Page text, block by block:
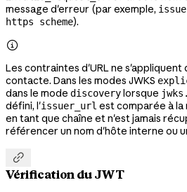
message d'erreur (par exemple,
https scheme).

Les contraintes d'URL ne s'appliquent
contacte. Dans les modes JWKS
dans le mode discoverylorsque
défini, l'issuer_url est comparée à
en tant que chaîne et n'est jamais
référencer un nom d'hôte interne ou

Vérification du JWT